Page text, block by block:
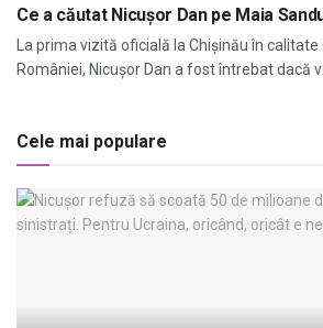
Ce a căutat Nicușor Dan pe Maia
La prima vizită oficială la Chișinău în calitate
României, Nicușor Dan a fost întrebat dacă
Cele mai populare